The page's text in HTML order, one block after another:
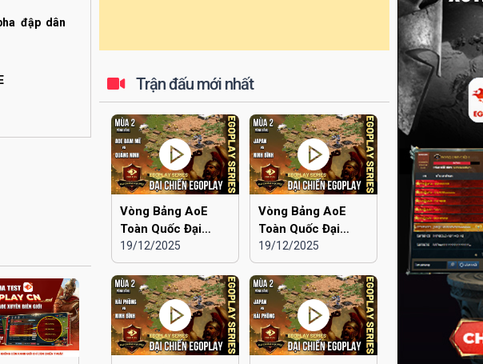
đập dân
Trận đấu mới nhất
Vòng Bảng AoE
Toàn Quốc Đại
Chiến EGOPLAY
mùa 2 | Aoe Đam
Mê vs Quảng Ninh
19/12/2025
Vòng Bảng AoE
Toàn Quốc Đại
Chiến EGOPLAY
mùa 2 | Japan vs
Ninh Bình
19/12/2025